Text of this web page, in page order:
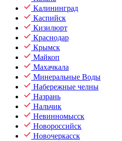
Калининград
Каспийск
Кизилюрт
Краснодар
Крымск
Майкоп
Махачкала
Минеральные Воды
Набережные челны
Назрань
Нальчик
Невинномысск
Новороссийск
Новочеркасск